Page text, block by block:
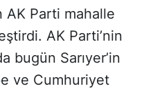
AK Parti mahalle
AK Parti’nin
bugün Sarıyer’in
ve Cumhuriyet